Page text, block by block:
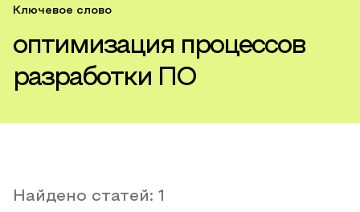
Ключевое слово
оптимизация процессов
разработки ПО
Найдено статей: 1